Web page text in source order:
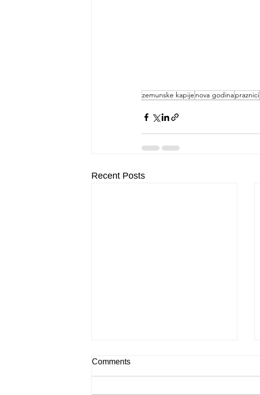
zemunske kapije nova godinapraznici
Recent Posts
Comments